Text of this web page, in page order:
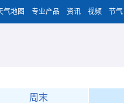
气地图 专业产品 资讯 视频 节气
周末